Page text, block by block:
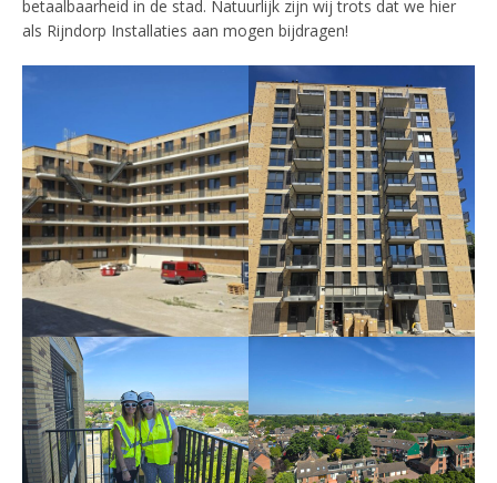
betaalbaarheid in de stad. Natuurlijk zijn wij trots dat we hier
als Rijndorp Installaties aan mogen bijdragen!